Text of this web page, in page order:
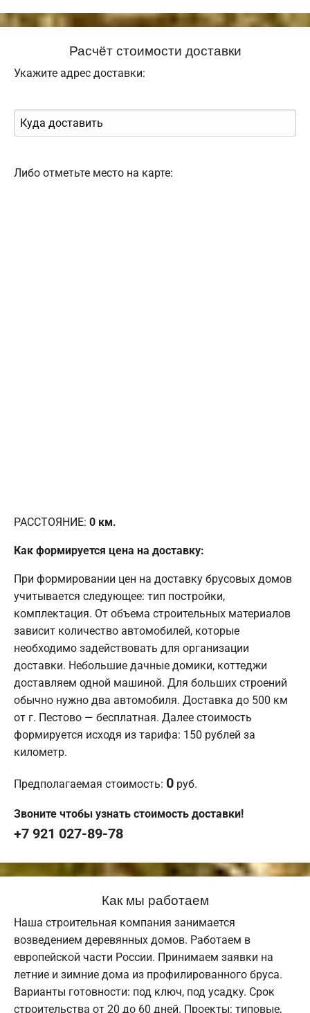
Расчёт стоимости доставки
Укажите адрес доставки:
Либо отметьте место на карте:
РАССТОЯНИЕ: 0 км.
Как формируется цена на доставку:
При формировании цен на доставку брусовых домов
учитывается следующее: тип постройки,
комплектация. От объема строительных материалов
зависит количество автомобилей, которые
необходимо задействовать для организации
доставки. Небольшие дачные домики, коттеджи
доставляем одной машиной. Для больших строений
обычно нужно два автомобиля. Доставка до 500 км
от г. Пестово — бесплатная. Далее стоимость
формируется исходя из тарифа: 150 рублей за
километр.
Предполагаемая стоимость: 0 руб.
Звоните чтобы узнать стоимость доставки!
+7 921 027-89-78
Как мы работаем
Наша строительная компания занимается
возведением деревянных домов. Работаем в
европейской части России. Принимаем заявки на
летние и зимние дома из профилированного бруса.
Варианты готовности: под ключ, под усадку. Срок
строительства от 20 до 60 дней. Проекты: типовые,